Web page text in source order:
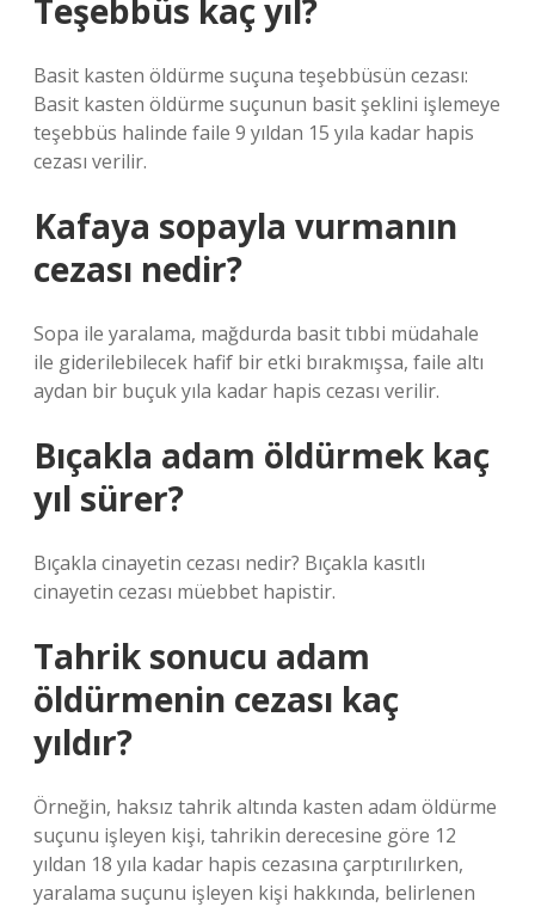
Teşebbüs kaç yıl?
Basit kasten öldürme suçuna teşebbüsün cezası:
Basit kasten öldürme suçunun basit şeklini işlemeye
teşebbüs halinde faile 9 yıldan 15 yıla kadar hapis
cezası verilir.
Kafaya sopayla vurmanın
cezası nedir?
Sopa ile yaralama, mağdurda basit tıbbi müdahale
ile giderilebilecek hafif bir etki bırakmışsa, faile altı
aydan bir buçuk yıla kadar hapis cezası verilir.
Bıçakla adam öldürmek kaç
yıl sürer?
Bıçakla cinayetin cezası nedir? Bıçakla kasıtlı
cinayetin cezası müebbet hapistir.
Tahrik sonucu adam
öldürmenin cezası kaç
yıldır?
Örneğin, haksız tahrik altında kasten adam öldürme
suçunu işleyen kişi, tahrikin derecesine göre 12
yıldan 18 yıla kadar hapis cezasına çarptırılırken,
yaralama suçunu işleyen kişi hakkında, belirlenen